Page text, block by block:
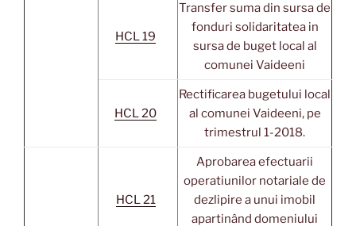
HCL 19
Transfer suma din sursa de
fonduri solidaritatea in
sursa de buget local al
comunei Vaideeni
HCL 20
Rectificarea bugetului local
al comunei Vaideeni, pe
trimestrul 1-2018.
HCL 21
Aprobarea efectuarii
operatiunilor notariale de
dezlipire a unui imobil
apartinând domeniului